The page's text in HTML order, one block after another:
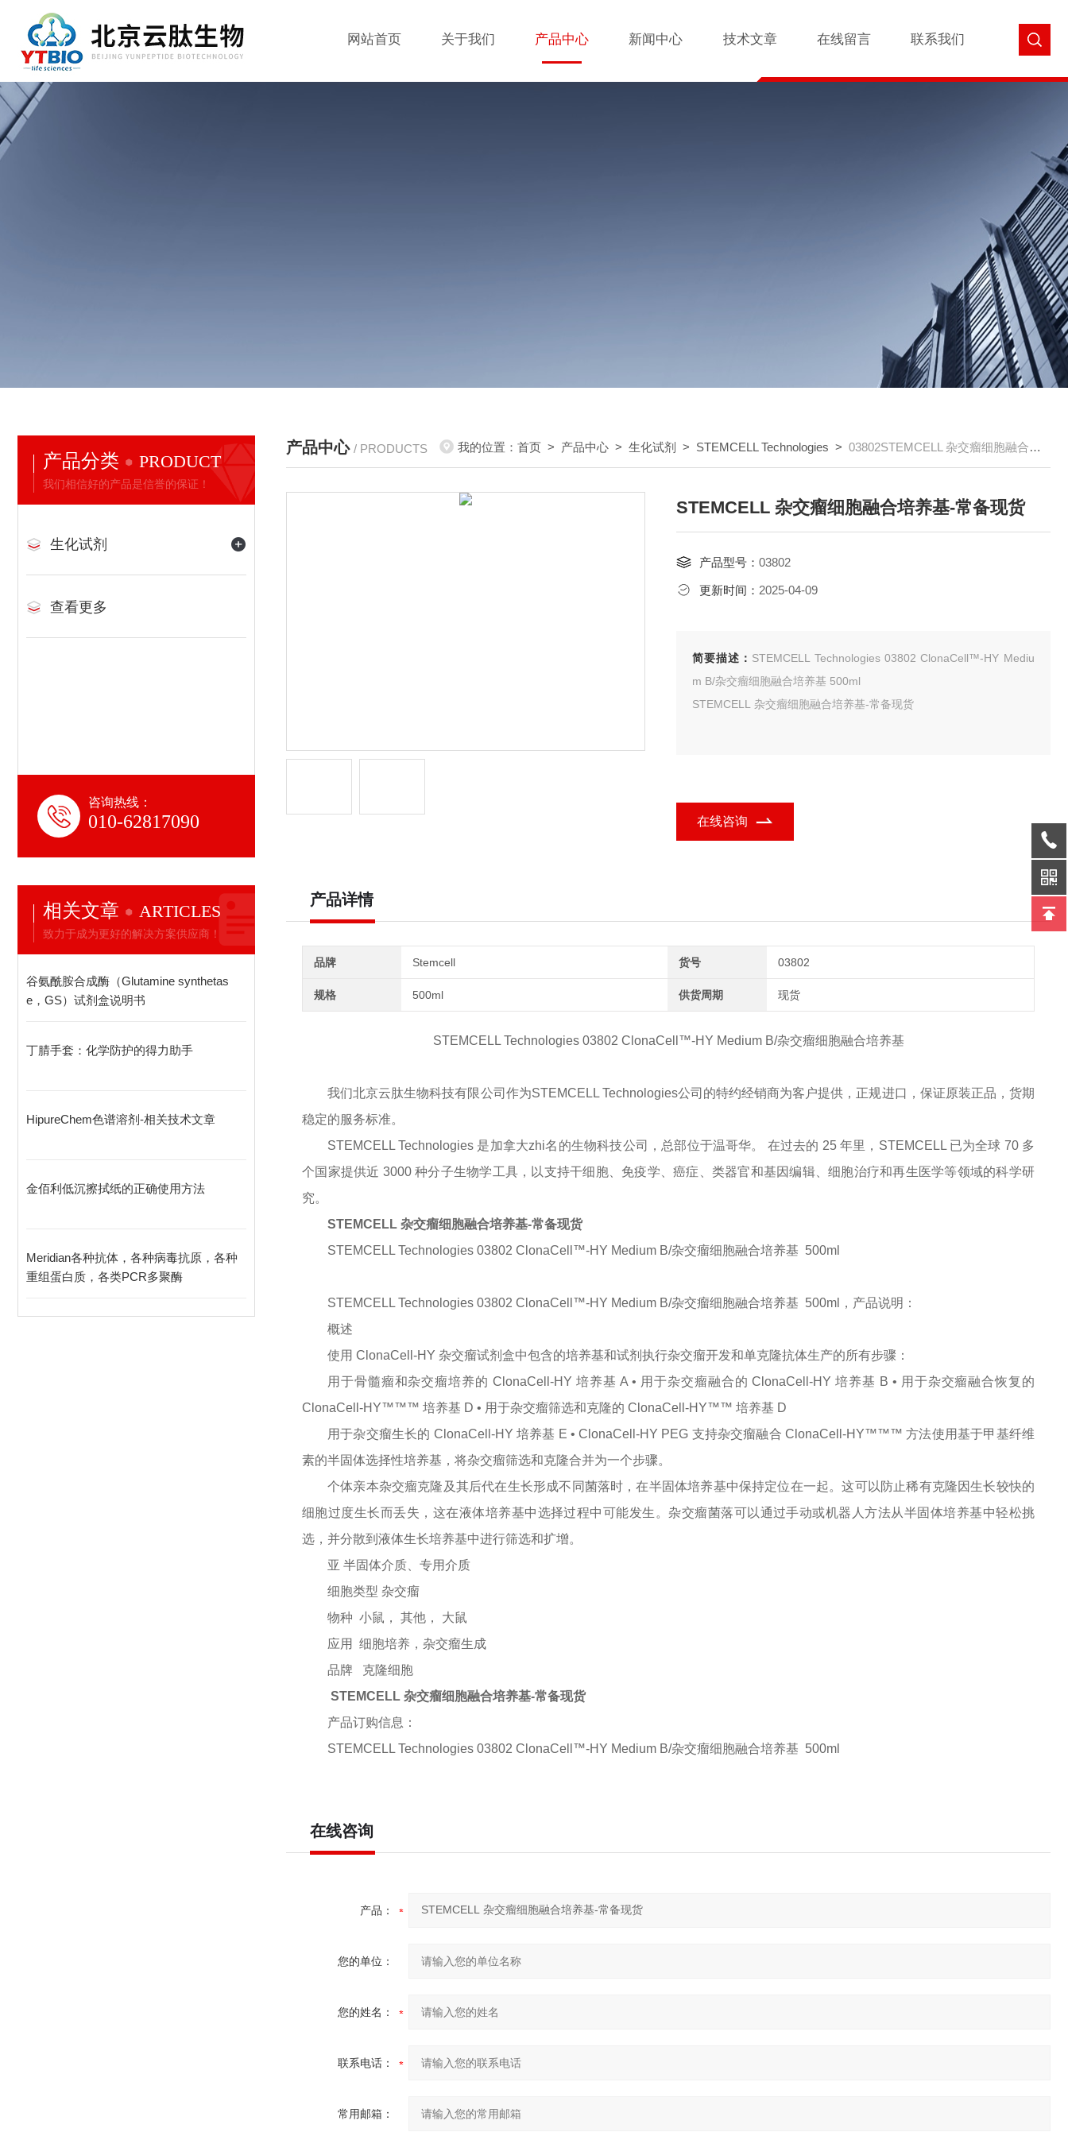
网站首页 关于我们 产品中心 新闻中心 技术文章 在线留言 联系我们
产品分类 PRODUCT
我们相信好的产品是信誉的保证！
生化试剂
查看更多
咨询热线：
010-62817090
相关文章 ARTICLES
致力于成为更好的解决方案供应商！
谷氨酰胺合成酶（Glutamine synthetas
e，GS）试剂盒说明书
丁腈手套：化学防护的得力助手
HipureChem色谱溶剂-相关技术文章
金佰利低沉擦拭纸的正确使用方法
Meridian各种抗体，各种病毒抗原，各种
重组蛋白质，各类PCR多聚酶
产品中心 / PRODUCTS 我的位置：首页 > 产品中心 >生化试剂 > STEMCELL Technologies >03802STEMCELL 杂交瘤细胞融合培养基-常备现货
STEMCELL 杂交瘤细胞融合培养基-常备现货
产品型号： 03802
更新时间： 2025-04-09
简要描述： STEMCELL Technologies 03802 ClonaCell™-HY Mediu
m B/杂交瘤细胞融合培养基 500ml
STEMCELL 杂交瘤细胞融合培养基-常备现货
在线咨询
产品详情
品牌 Stemcell 货号 03802
规格 500ml 供货周期 现货
STEMCELL Technologies 03802 ClonaCell™-HY Medium B/杂交瘤细胞融合培养基
我们北京云肽生物科技有限公司作为STEMCELL Technologies公司的特约经销商为客户提供，正规进口，保证原装正品，货期
稳定的服务标准。
STEMCELL Technologies 是加拿大zhi名的生物科技公司，总部位于温哥华。 在过去的 25 年里，STEMCELL 已为全球 70 多
个国家提供近 3000 种分子生物学工具，以支持干细胞、免疫学、癌症、类器官和基因编辑、细胞治疗和再生医学等领域的科学研
究。
STEMCELL 杂交瘤细胞融合培养基-常备现货
STEMCELL Technologies 03802 ClonaCell™-HY Medium B/杂交瘤细胞融合培养基 500ml
STEMCELL Technologies 03802 ClonaCell™-HY Medium B/杂交瘤细胞融合培养基 500ml，产品说明：
概述
使用 ClonaCell-HY 杂交瘤试剂盒中包含的培养基和试剂执行杂交瘤开发和单克隆抗体生产的所有步骤：
用于骨髓瘤和杂交瘤培养的 ClonaCell-HY 培养基 A • 用于杂交瘤融合的 ClonaCell-HY 培养基 B • 用于杂交瘤融合恢复的
ClonaCell-HY™™™ 培养基 D • 用于杂交瘤筛选和克隆的 ClonaCell-HY™™ 培养基 D
用于杂交瘤生长的 ClonaCell-HY 培养基 E • ClonaCell-HY PEG 支持杂交瘤融合 ClonaCell-HY™™™ 方法使用基于甲基纤维
素的半固体选择性培养基，将杂交瘤筛选和克隆合并为一个步骤。
个体亲本杂交瘤克隆及其后代在生长形成不同菌落时，在半固体培养基中保持定位在一起。这可以防止稀有克隆因生长较快的
细胞过度生长而丢失，这在液体培养基中选择过程中可能发生。杂交瘤菌落可以通过手动或机器人方法从半固体培养基中轻松挑
选，并分散到液体生长培养基中进行筛选和扩增。
亚 半固体介质、专用介质
细胞类型 杂交瘤
物种 小鼠， 其他，
大鼠
应用 细胞培养，杂交瘤生成
品牌 克隆细胞
STEMCELL 杂交瘤细胞融合培养基-常备现货
产品订购信息：
STEMCELL Technologies 03802 ClonaCell™-HY Medium B/杂交瘤细胞融合培养基 500ml
在线咨询
产品：
您的单位：
您的姓名：
联系电话：
常用邮箱：